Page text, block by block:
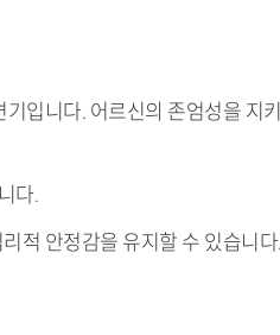
입니다. 어르신의 존엄성을 지
다.
적 안정감을 유지할 수 있습니다.